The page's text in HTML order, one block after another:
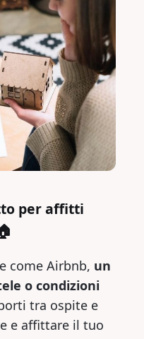
per affitti
come Airbnb, un
o condizioni
tra ospite e
e affittare il tuo